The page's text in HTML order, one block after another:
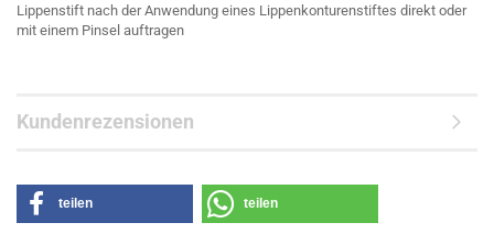
Lippenstift nach der Anwendung eines Lippenkonturenstiftes direkt oder
mit einem Pinsel auftragen
Kundenrezensionen
teilen teilen